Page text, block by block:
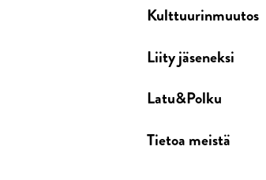
Kulttuurinmuutos
Liity jäseneksi
Latu&Polku
Tietoa meistä